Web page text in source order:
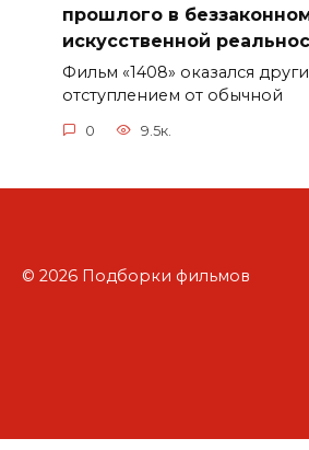
прошлого в
искусственной
Фильм «1408» оказался
отступлением от обычной
0 9.5к.
© 2026 Подборки фильмов